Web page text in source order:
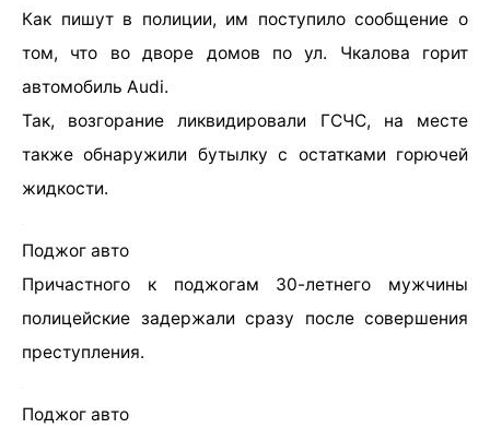
Как пишут в полиции, им поступило сообщение о
том, что во дворе домов по ул. Чкалова горит
автомобиль Audi.
Так, возгорание ликвидировали ГСЧС, на месте
также обнаружили бутылку с остатками горючей
жидкости.
Поджог авто
Причастного к поджогам 30-летнего мужчины
полицейские задержали сразу после совершения
преступления.
Поджог авто